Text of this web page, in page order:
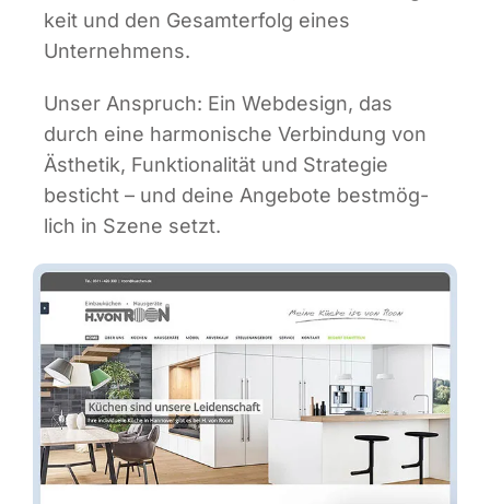
keit und den Gesamt­erfolg eines
Unternehmens.
Unser Anspruch: Ein Web­de­sign, das
durch eine har­mo­ni­sche Ver­bin­dung von
Ästhe­tik, Funk­tio­na­li­tät und Stra­te­gie
besticht – und dei­ne Ange­bo­te best­mög­
lich in Sze­ne setzt.